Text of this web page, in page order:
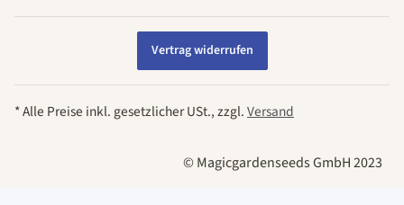
Vertrag widerrufen
* Alle Preise inkl. gesetzlicher USt., zzgl.Versand
© Magicgardenseeds GmbH 2023